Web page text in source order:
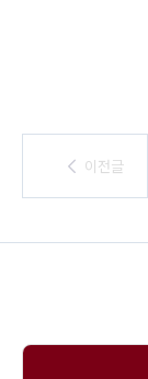
이전글
이전글